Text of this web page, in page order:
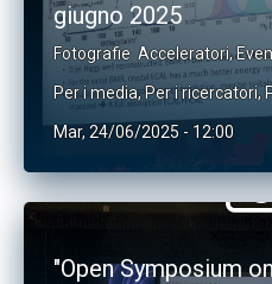
giugno 2025
Fotografie Acceleratori,
Per i media,Per i ricercatori,
Mar, 24/06/2025 - 12:00
"Open Symposium